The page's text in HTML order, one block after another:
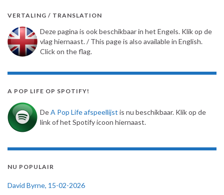
VERTALING / TRANSLATION
Deze pagina is ook beschikbaar in het Engels. Klik op de
vlag hiernaast. / This page is also available in English.
Click on the flag.
A POP LIFE OP SPOTIFY!
DeA Pop Life afspeellijst is nu beschikbaar. Klik op de
link of het Spotify icoon hiernaast.
NU POPULAIR
David Byrne, 15-02-2026